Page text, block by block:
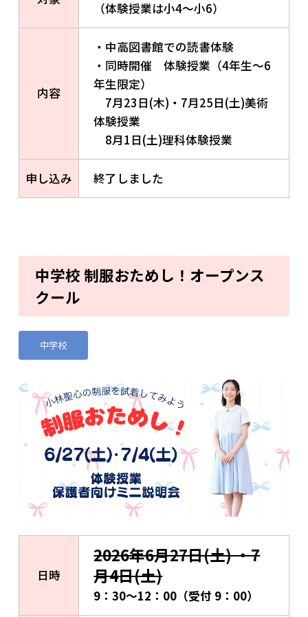
（体験授業は小4～小6）
内容
・中高図書館での読書体験
・同時開催 体験授業（4年生～6
年生限定）
7月23日(木)・7月25日(土)美術
体験授業
8月1日(土)理科体験授業
申し込み 終了しました
中学校 制服おためし！オープンス
クール
中学校
日時
2026年6月27日(土) ・7
月4日(土)
9：30～12：00（受付 9：00）